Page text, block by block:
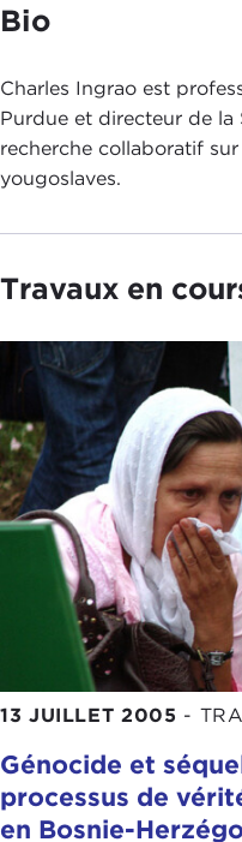
Bio
Charles Ingrao est
Purdue et directeur de
recherche collaboratif
yougoslaves.
Travaux en
13 JUILLET 2005 -
Génocide et
processus de
en Bosnie-